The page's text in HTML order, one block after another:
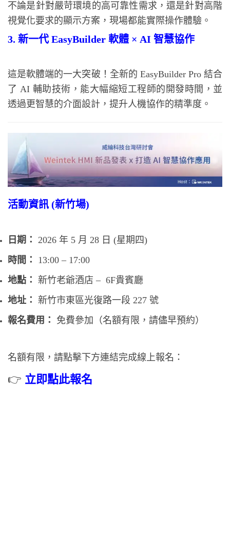
不論是針對嚴苛環境的高可靠性需求，還是針對高階
視覺化要求的顯示方案，現場都能實際操作體驗。
3. 新一代 EasyBuilder 軟體 × AI 智慧協作
這是軟體端的一大突破！全新的 EasyBuilder Pro 結合
了 AI 輔助技術，能大幅縮短工程師的開發時間，並
透過更智慧的介面設計，提升人機協作的精準度。
活動資訊 (新竹場)
日期：
2026 年 5 月 28 日 (星期四)
時間：
13:00 – 17:00
地點： 新竹老爺酒店 – 6F貴賓廳
地址： 新竹市東區光復路一段 227 號
報名費用：
免費參加（名額有限，請儘早預約）
名額有限，請點擊下方連結完成線上報名：
👉 立即點此報名